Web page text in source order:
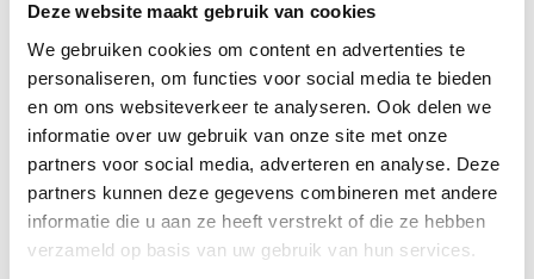
Deze website maakt gebruik van cookies
We gebruiken cookies om content en advertenties te
personaliseren, om functies voor social media te bieden
en om ons websiteverkeer te analyseren. Ook delen we
informatie over uw gebruik van onze site met onze
partners voor social media, adverteren en analyse. Deze
partners kunnen deze gegevens combineren met andere
informatie die u aan ze heeft verstrekt of die ze hebben
verzameld op basis van uw gebruik van hun services.